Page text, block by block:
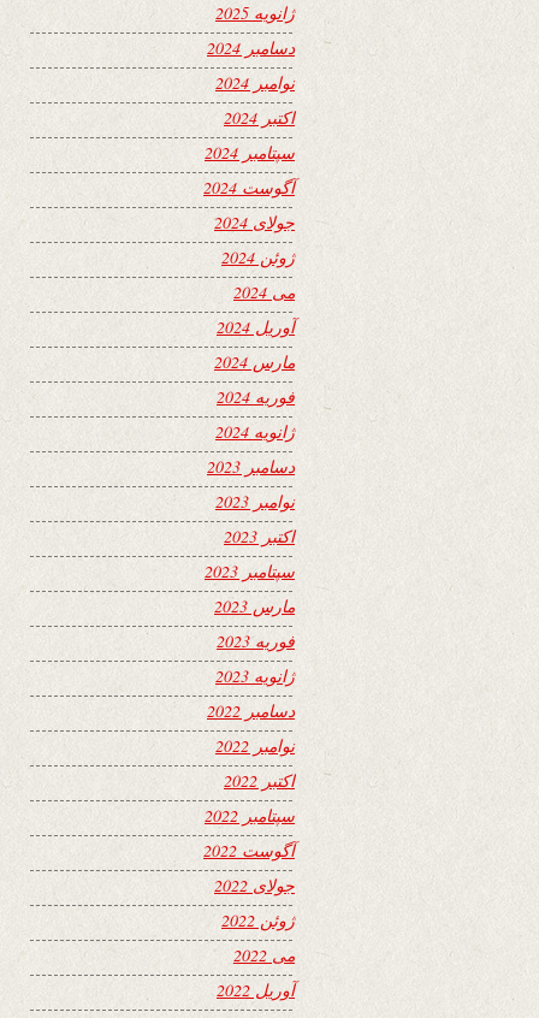
ژانویه 2025
دسامبر 2024
نوامبر 2024
اکتبر 2024
سپتامبر 2024
آگوست 2024
جولای 2024
ژوئن 2024
می 2024
آوریل 2024
مارس 2024
فوریه 2024
ژانویه 2024
دسامبر 2023
نوامبر 2023
اکتبر 2023
سپتامبر 2023
مارس 2023
فوریه 2023
ژانویه 2023
دسامبر 2022
نوامبر 2022
اکتبر 2022
سپتامبر 2022
آگوست 2022
جولای 2022
ژوئن 2022
می 2022
آوریل 2022